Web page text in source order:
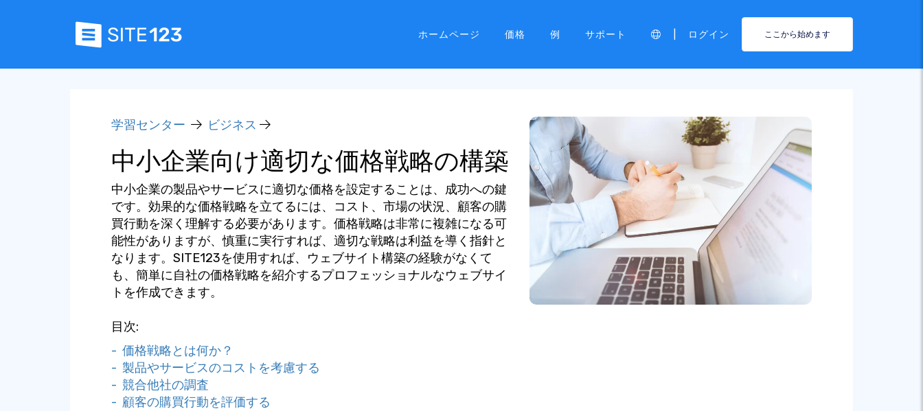
ホームページ 価格 例 サポート ログイン ここから始めます
学習センター ビジネス
中小企業向け適切な価格戦略の構築
中小企業の製品やサービスに適切な価格を設定することは、成功への鍵
です。効果的な価格戦略を立てるには、コスト、市場の状況、顧客の購
買行動を深く理解する必要があります。価格戦略は非常に複雑になる可
能性がありますが、慎重に実行すれば、適切な戦略は利益を導く指針と
なります。SITE123を使用すれば、ウェブサイト構築の経験がなくて
も、簡単に自社の価格戦略を紹介するプロフェッショナルなウェブサイ
トを作成できます。
目次:
- 価格戦略とは何か？
- 製品やサービスのコストを考慮する
- 競合他社の調査
- 顧客の購買行動を評価する